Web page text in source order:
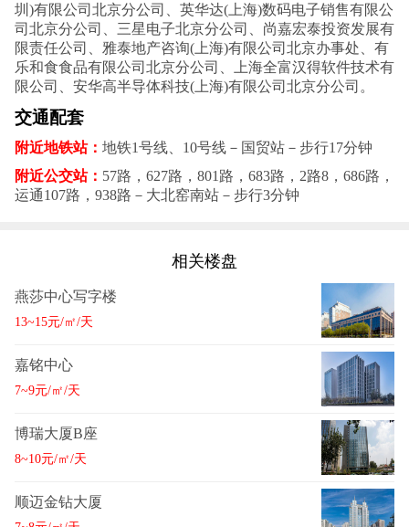
圳)有限公司北京分公司、英华达(上海)数码电子销售有限公
司北京分公司、三星电子北京分公司、尚嘉宏泰投资发展有
限责任公司、雅泰地产咨询(上海)有限公司北京办事处、有
乐和食食品有限公司北京分公司、上海全富汉得软件技术有
限公司、安华高半导体科技(上海)有限公司北京分公司。
交通配套
附近地铁站： 地铁1号线、10号线－国贸站－步行17分钟
附近公交站： 57路，627路，801路，683路，2路8，686路，
运通107路，938路－大北窑南站－步行3分钟
相关楼盘
燕莎中心写字楼
13~15元/㎡/天
嘉铭中心
7~9元/㎡/天
博瑞大厦B座
8~10元/㎡/天
顺迈金钻大厦